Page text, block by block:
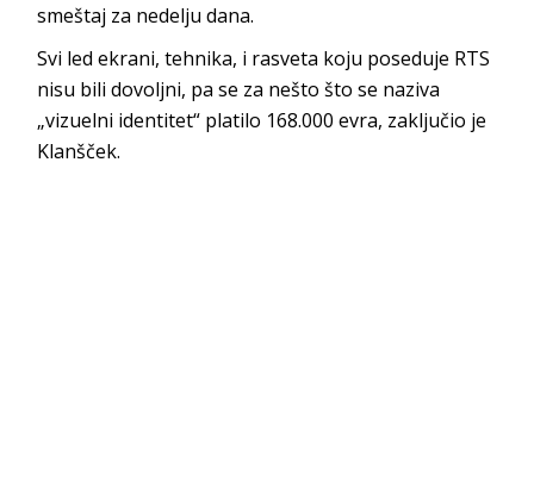
smeštaj za nedelju dana.
Svi led ekrani, tehnika, i rasveta koju poseduje RTS
nisu bili dovoljni, pa se za nešto što se naziva
„vizuelni identitet“ platilo 168.000 evra, zaključio je
Klanšček.